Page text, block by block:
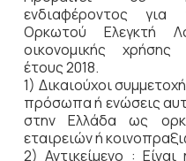
ενδιαφέροντος
Ορκωτού Ελεγκτή
οικονομικής
έτους 2018.
1) Δικαιούχοι
πρόσωπα ή ενώσεις
στην Ελλάδα ως
εταιρειών ή
2) Αντικείμενο :